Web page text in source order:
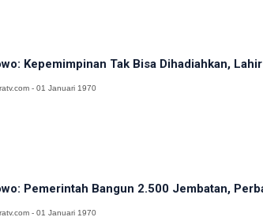
Kepemimpinan Tak Bisa Dihadiahkan,
- 01 Januari 1970
Pemerintah Bangun 2.500 Jembatan,
- 01 Januari 1970